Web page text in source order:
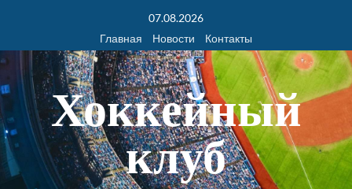
07.08.2026
Главная
Новости Контакты
Хоккейный
клуб